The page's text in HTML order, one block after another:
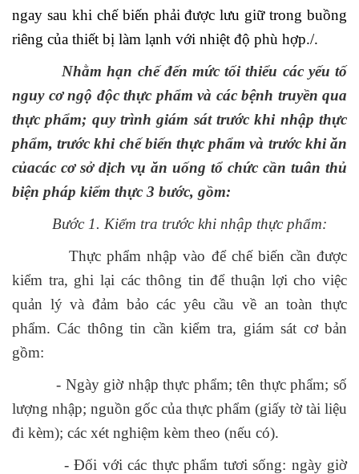
ngay sau khi chế biến phải được lưu giữ trong buồng
riêng của thiết bị làm lạnh với nhiệt độ phù hợp./.
Nhằm hạn chế đến mức tối thiểu các yếu tố
nguy cơ ngộ độc thực phẩm và các bệnh truyền qua
thực phẩm; quy trình giám sát trước khi nhập thực
phẩm, trước khi chế biến thực phẩm và trước khi ăn
củacác cơ sở dịch vụ ăn uống tổ chức cần tuân thủ
biện pháp kiểm thực 3 bước, gồm:
Bước 1. Kiểm tra trước khi nhập thực phẩm:
Thực phẩm nhập vào để chế biến cần được
kiểm tra, ghi lại các thông tin để thuận lợi cho việc
quản lý và đảm bảo các yêu cầu về an toàn thực
phẩm. Các thông tin cần kiểm tra, giám sát cơ bản
gồm:
- Ngày giờ nhập thực phẩm; tên thực phẩm; số
lượng nhập; nguồn gốc của thực phẩm (giấy tờ tài liệu
đi kèm); các xét nghiệm kèm theo (nếu có).
- Đối với các thực phẩm tươi sống: ngày giờ